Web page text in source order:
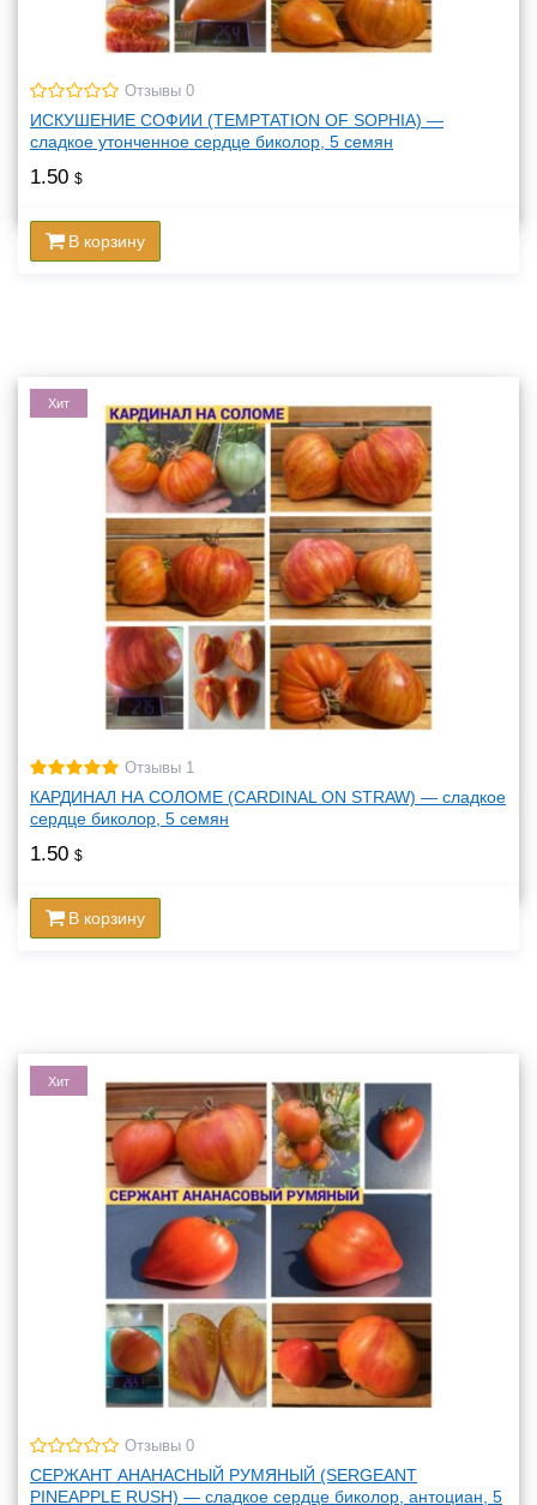
Отзывы 0
ИСКУШЕНИЕ СОФИИ (TEMPTATION OF SOPHIA) —
сладкое утонченное сердце биколор, 5 семян
1.50 $
В корзину
Хит
Отзывы 1
КАРДИНАЛ НА СОЛОМЕ (CARDINAL ON STRAW) — сладкое
сердце биколор, 5 семян
1.50 $
В корзину
Хит
Отзывы 0
СЕРЖАНТ АНАНАСНЫЙ РУМЯНЫЙ (SERGEANT
PINEAPPLE RUSH) — сладкое сердце биколор, антоциан, 5